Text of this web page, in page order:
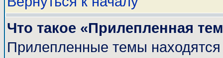
Что такое «Прилепленная
Прилепленные темы